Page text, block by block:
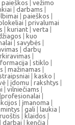
paieškos | vežimo
| darbams |
| paieškos |
| privalumai
| kuriant | verta |
| kuo
| savybės |
| darbų
|
| stiklo |
| mažinamas |
straipsniai | kasko |
| įdomu | rakshtys |
| vilniečiams |
|profesionalai |
| įmanoma |
mintys | gali | laukia |
ruoštis | klaidos |
| darbai | kenčia |